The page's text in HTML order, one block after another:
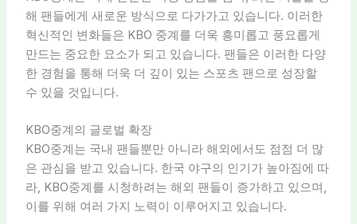
해 팬들에게 새로운 방식으로 다가가고 있습니다. 이러한
혁신적인 변화들은 KBO 중계를 더욱 흥미롭고 풍요롭게
만드는 중요한 요소가 되고 있습니다. 팬들은 이러한 다양
한 경험을 통해 더욱 더 깊이 있는 스포츠 팬으로 성장할
수 있을 것입니다.
KBO중계의 글로벌 확장
KBO중계는 국내 팬들뿐만 아니라 해외에서도 점점 더 많
은 관심을 받고 있습니다. 한국 야구의 인기가 높아짐에 따
라, KBO중계를 시청하려는 해외 팬들이 증가하고 있으며,
이를 위해 여러 가지 노력이 이루어지고 있습니다.